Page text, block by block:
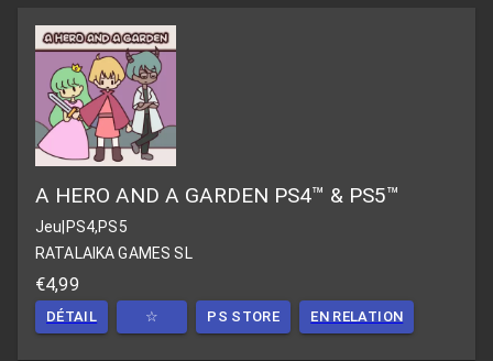
A HERO AND A GARDEN PS4™ & PS5™
Jeu|PS4,PS5
RATALAIKA GAMES SL
€4,99
DÉTAIL ☆ PS STORE EN RELATION